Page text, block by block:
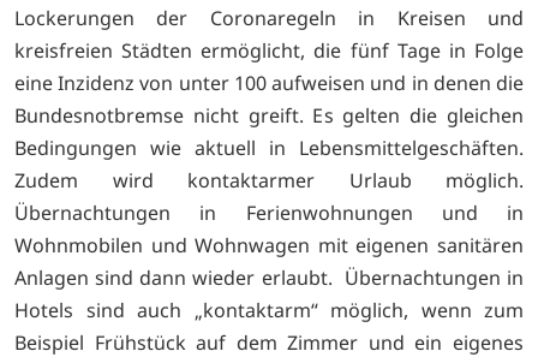
Lockerungen der Coronaregeln in Kreisen und
kreisfreien Städten ermöglicht, die fünf Tage in Folge
eine Inzidenz von unter 100 aufweisen und in denen die
Bundesnotbremse nicht greift. Es gelten die gleichen
Bedingungen wie aktuell in Lebensmittelgeschäften.
Zudem wird kontaktarmer Urlaub möglich.
Übernachtungen in Ferienwohnungen und in
Wohnmobilen und Wohnwagen mit eigenen sanitären
Anlagen sind dann wieder erlaubt. Übernachtungen in
Hotels sind auch „kontaktarm“ möglich, wenn zum
Beispiel Frühstück auf dem Zimmer und ein eigenes